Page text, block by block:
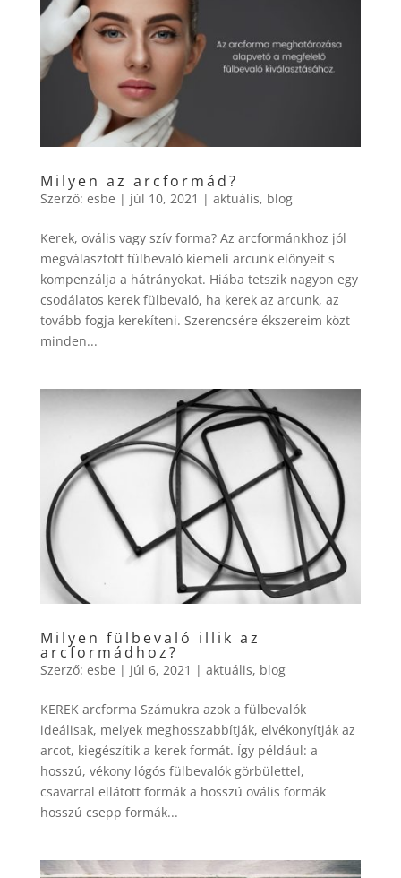
Milyen az arcformád?
Szerző: esbe | júl 10, 2021 | aktuális, blog
Kerek, ovális vagy szív forma? Az arcformánkhoz jól
megválasztott fülbevaló kiemeli arcunk előnyeit s
kompenzálja a hátrányokat. Hiába tetszik nagyon egy
csodálatos kerek fülbevaló, ha kerek az arcunk, az
tovább fogja kerekíteni. Szerencsére ékszereim közt
minden...
Milyen fülbevaló illik az
arcformádhoz?
Szerző: esbe | júl 6, 2021 | aktuális, blog
KEREK arcforma Számukra azok a fülbevalók
ideálisak, melyek meghosszabbítják, elvékonyítják az
arcot, kiegészítik a kerek formát. Így például: a
hosszú, vékony lógós fülbevalók görbülettel,
csavarral ellátott formák a hosszú ovális formák
hosszú csepp formák...